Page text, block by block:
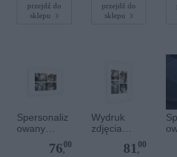
owana -
Srebrne
przejdź do
sklepu
przejdź do
sklepu
Spersonaliz
owany
plakat - 60 x
76,
00
Wydruk
zdjęcia
plakatu - 50
x 70 cm81 ,
00